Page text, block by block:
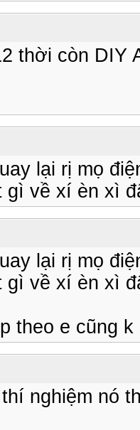
thời còn DIY
lại rị mọ
gì về xí èn xì
lại rị mọ
gì về xí èn xì
theo e cũng
nghiệm nó